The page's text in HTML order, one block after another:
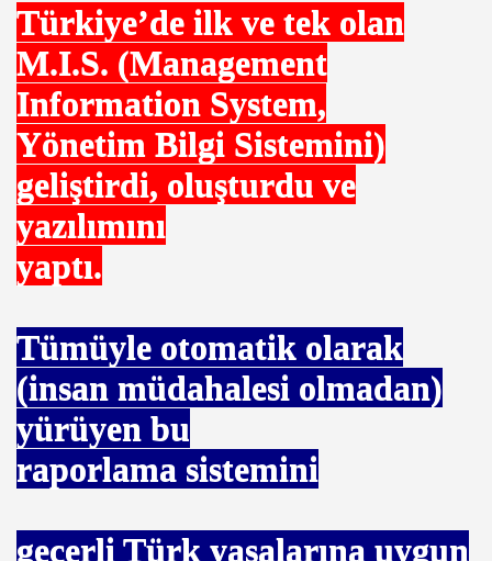
Türkiye’de ilk ve tek olan
M.I.S. (Management
Information System,
Yönetim Bilgi Sistemini)
geliştirdi, oluşturdu ve
yazılımını
yaptı.
Tümüyle otomatik olarak
(insan müdahalesi olmadan)
yürüyen bu
raporlama sistemini
geçerli Türk yasalarına uygun